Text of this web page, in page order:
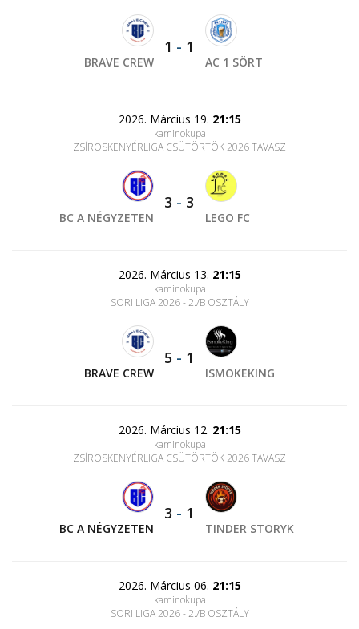
BRAVE CREW
1 - 1
AC 1 SÖRT
2026. Március 19. 21:15
kaminokupa
ZSÍROSKENYÉRLIGA CSÜTÖRTÖK 2026 TAVASZ
BC A NÉGYZETEN
3 - 3
LEGO FC
2026. Március 13. 21:15
kaminokupa
SORI LIGA 2026 - 2./B OSZTÁLY
BRAVE CREW
5 - 1
ISMOKEKING
2026. Március 12. 21:15
kaminokupa
ZSÍROSKENYÉRLIGA CSÜTÖRTÖK 2026 TAVASZ
BC A NÉGYZETEN
3 - 1
TINDER STORYK
2026. Március 06. 21:15
kaminokupa
SORI LIGA 2026 - 2./B OSZTÁLY